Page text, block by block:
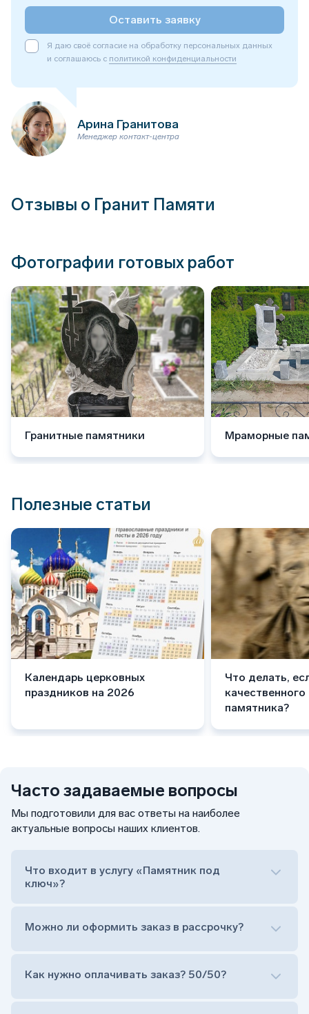
Оставить заявку
Я даю своё согласие на обработку персональных данных
и соглашаюсь с политикой конфиденциальности
Арина Гранитова
Менеджер контакт-центра
Отзывы о Гранит Памяти
Фотографии готовых работ
Гранитные памятники Мраморные
Полезные статьи
Календарь церковных
праздников на 2026
Что делать,
памятника?
Часто задаваемые вопросы
Мы подготовили для вас ответы на наиболее
актуальные вопросы наших клиентов.
Что входит в услугу «Памятник под
ключ»?
Сам комплект памятника:
Можно ли оформить заказ в рассрочку?
Как нужно оплачивать заказ? 50/50?